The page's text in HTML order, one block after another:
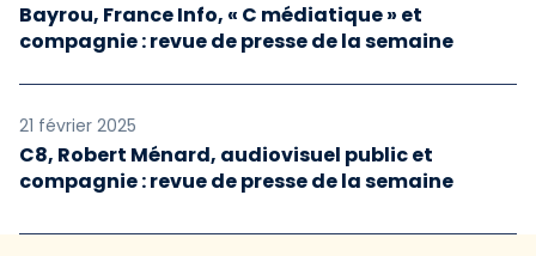
Bayrou, France Info, « C médiatique » et
compagnie : revue de presse de la semaine
21 février 2025
C8, Robert Ménard, audiovisuel public et
compagnie : revue de presse de la semaine